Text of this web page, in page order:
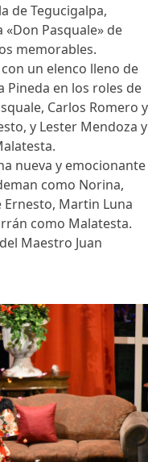
de Tegucigalpa,
Pasquale» de
memorables.
un elenco lleno de
Pineda en los roles de
Carlos Romero y
y Lester Mendoza y
nueva y emocionante
como Norina,
Martin Luna
como Malatesta.
Maestro Juan